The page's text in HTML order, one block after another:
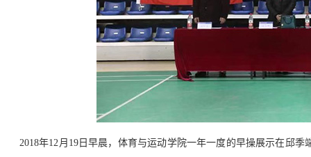
2018年12月19日早晨，体育与运动学院一年一度的早操展示在邱